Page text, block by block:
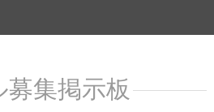
募集掲示板